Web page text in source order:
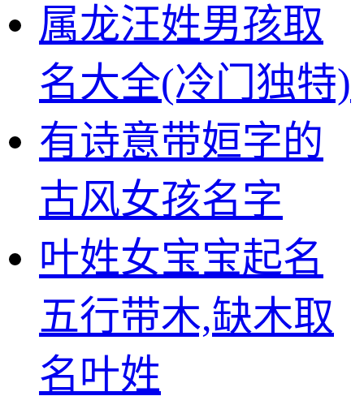
属龙汪姓男孩取
名大全(冷门独特)
有诗意带姮字的
古风女孩名字
叶姓女宝宝起名
五行带木,缺木取
名叶姓